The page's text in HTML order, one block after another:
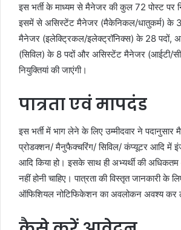
इस भर्ती के माध्यम से मैनेजर की कुल 72 पोस्ट पर
इसमें से असिस्टेंट मैनेजर (मैकेनिकल/धातुकर्म) के
मैनेजर (इलेक्ट्रिकल/इलेक्ट्रॉनिक्स) के 28 पदों,
(सिविल) के 8 पदों और असिस्टेंट मैनेजर (आईटी/
नियुक्तियां की जाएंगी।
पात्रता एवं मापदंड
इस भर्ती में भाग लेने के लिए उम्मीदवार ने
प्रोडक्शन/ मैनुफैक्चरिंग/ सिविल/ कंप्यूटर आदि में
आदि किया हो। इसके साथ ही अभ्यर्थी की
नहीं होनी चाहिए। पात्रता की विस्तृत जानकारी के
ऑफिशियल नोटिफिकेशन का अवलोकन अवश्य कर